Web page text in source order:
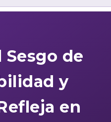
Sesgo de
y
en